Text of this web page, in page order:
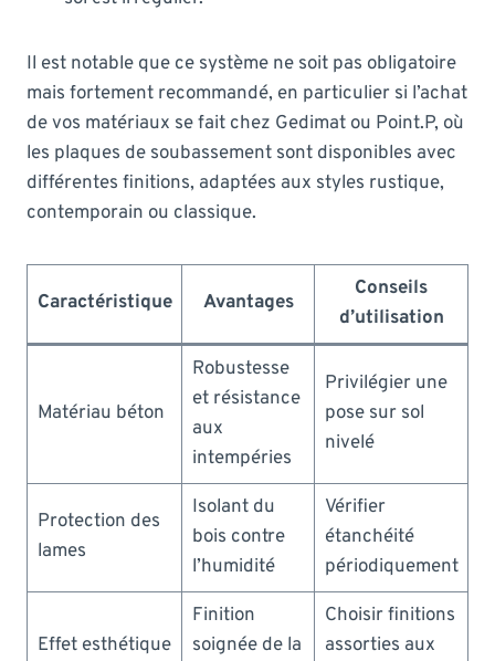
Il est notable que ce système ne soit pas obligatoire
mais fortement recommandé, en particulier si l’achat
de vos matériaux se fait chez Gedimat ou Point.P, où
les plaques de soubassement sont disponibles avec
différentes finitions, adaptées aux styles rustique,
contemporain ou classique.
Caractéristique Avantages
Conseils
d’utilisation
Matériau béton
Robustesse
et résistance
aux
intempéries
Privilégier une
pose sur sol
nivelé
Protection des
lames
Isolant du
bois contre
l’humidité
Vérifier
étanchéité
périodiquement
Effet esthétique
Finition
soignée de la
Choisir finitions
assorties aux